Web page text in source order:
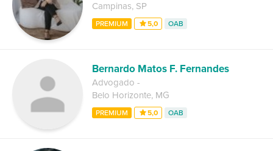
Campinas, SP
PREMIUM 5,0 OAB
Bernardo Matos F. Fernandes
Advogado -
Belo Horizonte, MG
PREMIUM 5,0 OAB